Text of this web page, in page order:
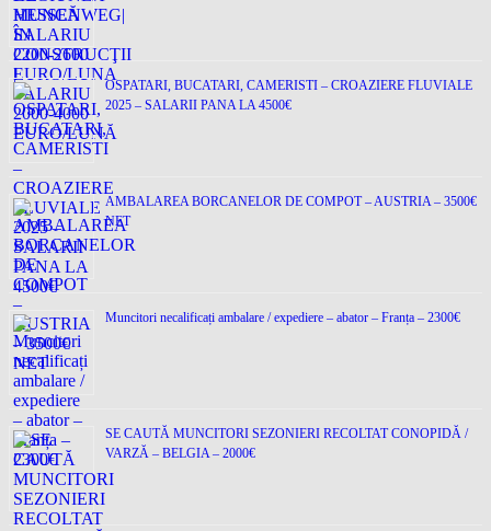
OSPATARI, BUCATARI, CAMERISTI – CROAZIERE FLUVIALE
2025 – SALARII PANA LA 4500€
AMBALAREA BORCANELOR DE COMPOT – AUSTRIA – 3500€
NET
Muncitori necalificați ambalare / expediere – abator – Franța – 2300€
SE CAUTĂ MUNCITORI SEZONIERI RECOLTAT CONOPIDĂ /
VARZĂ – BELGIA – 2000€